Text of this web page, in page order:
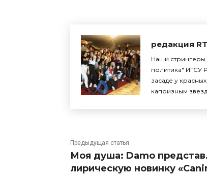
редакция
Наши стрингеры
политика" ИГСУ
засаде у
капризным
Предыдущая статья
Моя душа: Damo
лирическую новинку